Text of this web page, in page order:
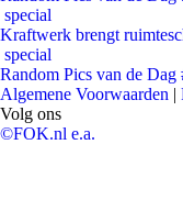
special
Kraftwerk brengt
special
Random Pics van de Dag
Algemene Voorwaarden |
Volg ons
©FOK.nl e.a.